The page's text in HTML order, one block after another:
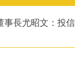
事長尤昭文：投信